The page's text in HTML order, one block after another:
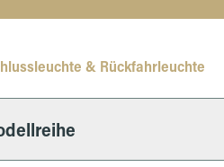
& Rückfahrleuchte